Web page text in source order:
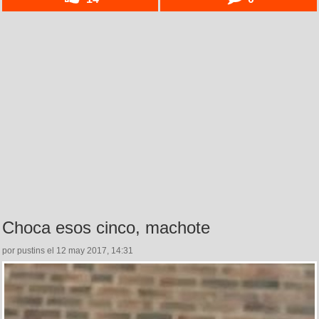
Choca esos cinco, machote
por pustins el 12 may 2017, 14:31